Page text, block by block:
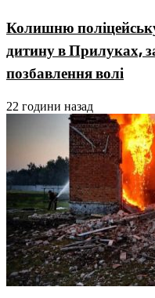
Колишню
дитину в Прилуках,
позбавлення волі
22 години назад